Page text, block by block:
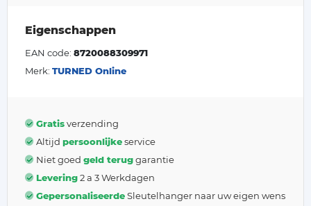
Eigenschappen
EAN code: 8720088309971
Merk: TURNED Online
Gratisverzending
Altijd persoonlijkeservice
Niet goed geld teruggarantie
Levering2 a 3 Werkdagen
GepersonaliseerdeSleutelhanger naar uw eigen wens